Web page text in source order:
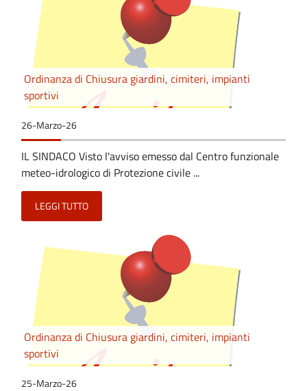
Ordinanza di Chiusura giardini, cimiteri, impianti
sportivi
26-Marzo-26
IL SINDACO Visto l'avviso emesso dal Centro funzionale
meteo-idrologico di Protezione civile ...
LEGGI TUTTO
Ordinanza di Chiusura giardini, cimiteri, impianti
sportivi
25-Marzo-26